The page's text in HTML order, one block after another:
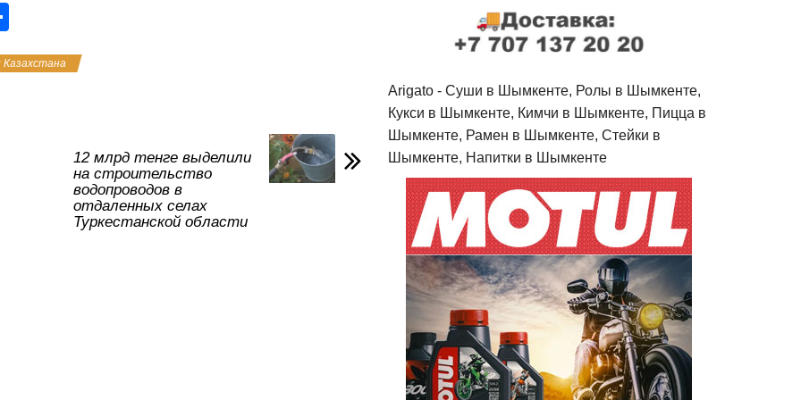
р
12 млрд тенге выделили
на строительство
водопроводов в
отдаленных селах
Туркестанской области
Arigato - Cуши в Шымкенте, Ролы в Шымкенте,
Кукси в Шымкенте, Кимчи в Шымкенте, Пицца в
Шымкенте, Рамен в Шымкенте, Стейки в
Шымкенте, Напитки в Шымкенте